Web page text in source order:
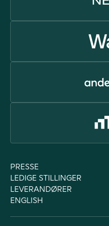
PRESSE
LEDIGE STILLINGER
LEVERANDØRER
ENGLISH